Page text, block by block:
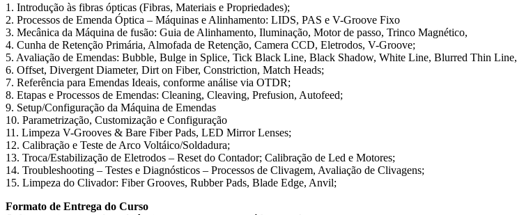
1. Introdução às fibras ópticas (Fibras, Materiais e Propriedades);
2. Processos de Emenda Óptica – Máquinas e Alinhamento: LIDS, PAS e V-Groove Fixo
3. Mecânica da Máquina de fusão: Guia de Alinhamento, Iluminação, Motor de passo, Trinco Magnético,
4. Cunha de Retenção Primária, Almofada de Retenção, Camera CCD, Eletrodos, V-Groove;
5. Avaliação de Emendas: Bubble, Bulge in Splice, Tick Black Line, Black Shadow, White Line, Blurred Thin Line,
6. Offset, Divergent Diameter, Dirt on Fiber, Constriction, Match Heads;
7. Referência para Emendas Ideais, conforme análise via OTDR;
8. Etapas e Processos de Emendas: Cleaning, Cleaving, Prefusion, Autofeed;
9. Setup/Configuração da Máquina de Emendas
10. Parametrização, Customização e Configuração
11. Limpeza V-Grooves & Bare Fiber Pads, LED Mirror Lenses;
12. Calibração e Teste de Arco Voltáico/Soldadura;
13. Troca/Estabilização de Eletrodos – Reset do Contador; Calibração de Led e Motores;
14. Troubleshooting – Testes e Diagnósticos – Processos de Clivagem, Avaliação de Clivagens;
15. Limpeza do Clivador: Fiber Grooves, Rubber Pads, Blade Edge, Anvil;
Formato de Entrega do Curso